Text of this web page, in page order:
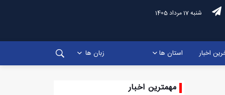
شنبه 17 مرداد 1405
اخبار استان ها زبان ها
مهمترین اخبار